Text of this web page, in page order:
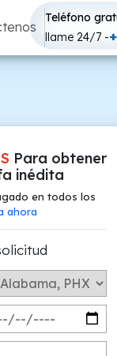
Teléfono
llame 24/7 -
Para obtener
inédita
en todos los
ahora